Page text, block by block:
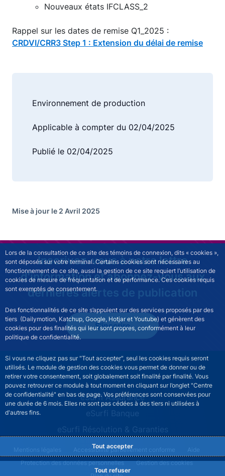
Lors de la consultation de ce site des témoins de connexion, dits « cookies »,
sont déposés sur votre terminal. Certains cookies sont nécessaires au
fonctionnement de ce site, aussi la gestion de ce site requiert l’utilisation de
cookies de mesure de fréquentation et de performance. Ces cookies requis
sont exemptés de consentement.
Des fonctionnalités de ce site s’appuient sur des services proposés par des
tiers (Dailymotion, Katchup, Google, Hotjar et Youtube) et génèrent des
cookies pour des finalités qui leur sont propres, conformément à leur
politique de confidentialité.
Si vous ne cliquez pas sur "Tout accepter", seul les cookies requis seront
utilisés. Le module de gestion des cookies vous permet de donner ou de
retirer votre consentement, soit globalement soit finalité par finalité. Vous
pouvez retrouver ce module à tout moment en cliquant sur l’onglet "Centre
de confidentialité" en bas de page. Vos préférences sont conservées pour
une durée de 6 mois. Elles ne sont pas cédées à des tiers ni utilisées à
d'autres fins.
Tout accepter
Tout refuser
Nouveaux états IFCLASS_2
Rappel sur les dates de remise Q1_2025 :
CRDVI/CRR3 Step 1 : Extension du délai de remise
Environnement de production
Applicable à compter du 02/04/2025
Publié le 02/04/2025
Mise à jour le 2 Avril 2025
Inscrivez-vous à notre lettre
d'information et abonnez-vous aux
dernières alertes de publication
S'inscrire
ESURFI site navigationeSurfi Assurance
eSurfi Banque
eSurfi Résolution & Garanties
ESURFI footer legal notice menu
Mentions légales Accessibilité partiellement conforme
Aide
Protection des données personnelles
Gestion des cookies